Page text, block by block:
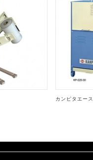
カンピタエース